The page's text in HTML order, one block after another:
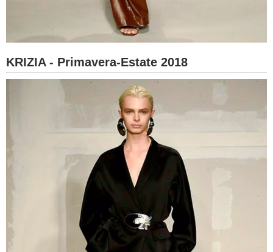
KRIZIA - Primavera-Estate 2018